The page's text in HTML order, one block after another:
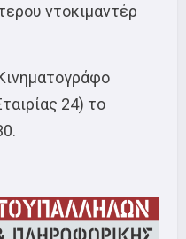
ντοκιμαντέρ
24) το